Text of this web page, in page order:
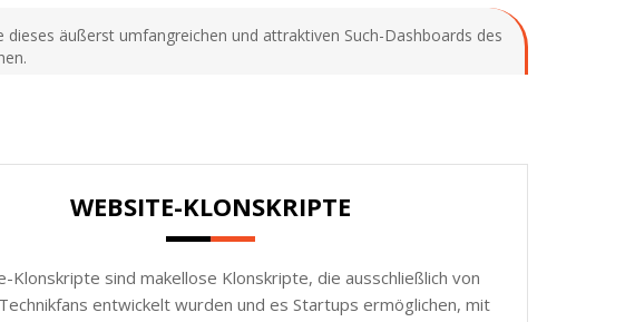
äußerst umfangreichen und attraktiven Such-Dashboards des
WEBSITE-KLONSKRIPTE
Klonskripte sind makellose Klonskripte, die ausschließlich von
entwickelt wurden und es Startups ermöglichen, mit